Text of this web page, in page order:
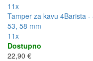
11x
Tamper za kavu 4Barista -
53, 58 mm
11x
Dostupno
22,90 €